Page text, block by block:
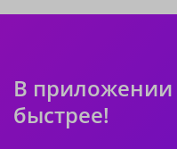
В приложении
быстрее!